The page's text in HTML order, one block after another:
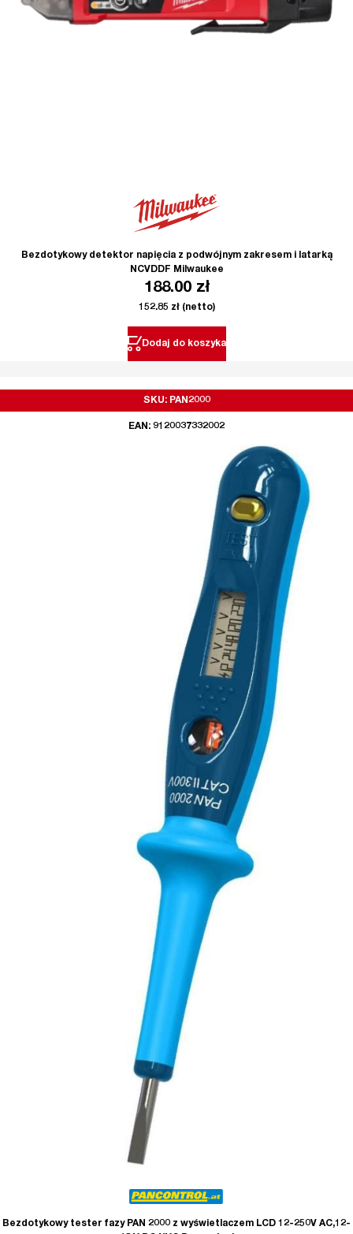
Bezdotykowy detektor napięcia z podwójnym zakresem i latarką
NCVDDF Milwaukee
188.00 zł
152.85 zł(netto)
Dodaj do koszyka
SKU: PAN2000
EAN: 9120037332002
Bezdotykowy tester fazy PAN 2000 z wyświetlaczem LCD 12-250V AC,12-